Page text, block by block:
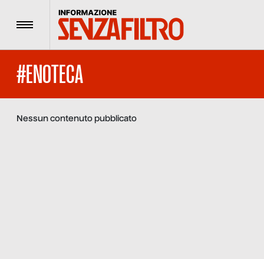
Menu
#ENOTECA
Nessun contenuto pubblicato